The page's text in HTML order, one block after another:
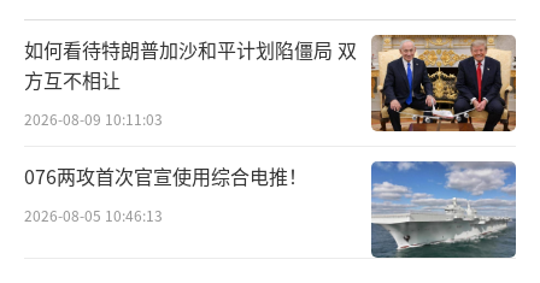
如何看待特朗普加沙和平计划陷僵局 双
方互不相让
2026-08-09 10:11:03
076两攻首次官宣使用综合电推！
2026-08-05 10:46:13